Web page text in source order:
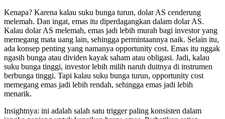
Kenapa? Karena kalau suku bunga turun, dolar AS cenderung
melemah. Dan ingat, emas itu diperdagangkan dalam dolar AS.
Kalau dolar AS melemah, emas jadi lebih murah bagi investor yang
memegang mata uang lain, sehingga permintaannya naik. Selain itu,
ada konsep penting yang namanya opportunity cost. Emas itu nggak
ngasih bunga atau dividen kayak saham atau obligasi. Jadi, kalau
suku bunga tinggi, investor lebih milih naruh duitnya di instrumen
berbunga tinggi. Tapi kalau suku bunga turun, opportunity cost
memegang emas jadi lebih rendah, sehingga emas jadi lebih
menarik.
Insightnya: ini adalah salah satu trigger paling konsisten dalam